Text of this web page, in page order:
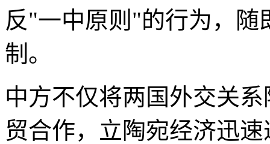
反"一中原则"的行为，随
制。
中方不仅将两国外交关
贸合作，立陶宛经济迅